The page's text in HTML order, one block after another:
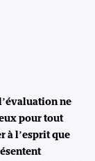
ne
pour tout
à l’esprit que